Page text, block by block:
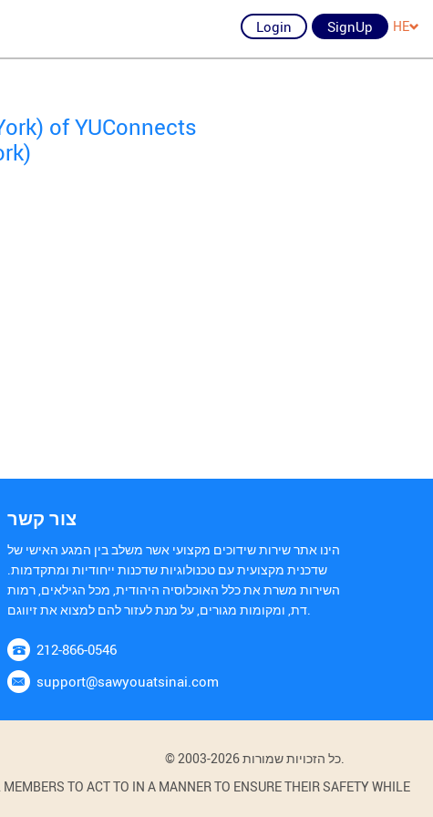
Login SignUp HE
of YUConnects
צור קשר
הינו אתר שירות שידוכים מקצועי אשר משלב בין המגע האישי של
שדכנית מקצועית עם טכנולוגיות שדכנות ייחודיות ומתקדמות.
השירות משרת את כלל האוכלוסיה היהודית, מכל הגילאים, רמות
דת, ומקומות מגורים, על מנת לעזור להם למצוא את זיווגם.
212-866-0546
support@sawyouatsinai.com
© 2003-2026 כל הזכויות שמורות.
TO ACT TO IN A MANNER TO ENSURE THEIR SAFETY WHILE